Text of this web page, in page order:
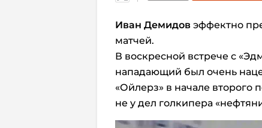
Иван Демидов эффектно
матчей.
В воскресной встрече с
нападающий был очень
«Ойлерз» в начале второго
не у дел голкипера